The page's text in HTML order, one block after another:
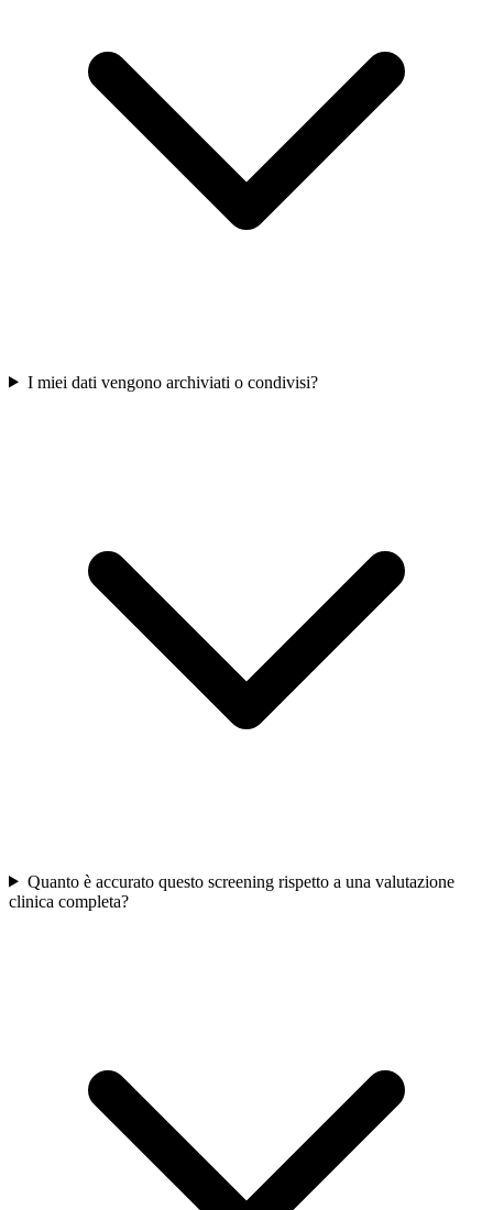
I miei dati vengono archiviati o condivisi?
Quanto è accurato questo screening rispetto a una valutazione
clinica completa?